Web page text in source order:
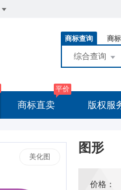
商标查询 商
综合查询
商标直卖
平价
版权服
美化图
图形
价格：